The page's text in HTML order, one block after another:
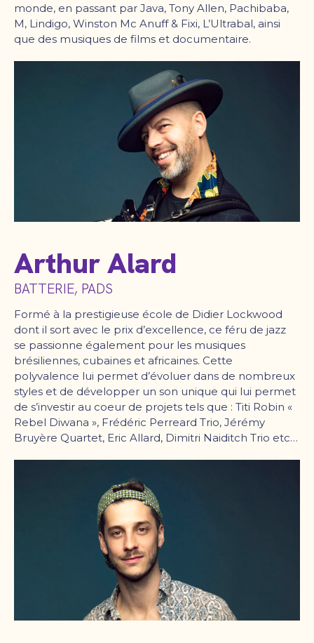
monde, en passant par Java, Tony Allen, Pachibaba,
M, Lindigo, Winston Mc Anuff & Fixi, L’Ultrabal, ainsi
que des musiques de films et documentaire.
Arthur Alard
BATTERIE, PADS
Formé à la prestigieuse école de Didier Lockwood
dont il sort avec le prix d’excellence, ce féru de jazz
se passionne également pour les musiques
brésiliennes, cubaines et africaines. Cette
polyvalence lui permet d’évoluer dans de nombreux
styles et de développer un son unique qui lui permet
de s’investir au coeur de projets tels que : Titi Robin «
Rebel Diwana », Frédéric Perreard Trio, Jérémy
Bruyère Quartet, Eric Allard, Dimitri Naiditch Trio etc…